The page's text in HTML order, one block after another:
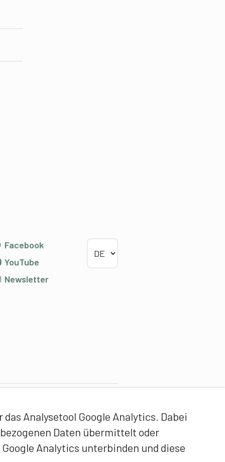
Analysetool Google Analytics. Dabei
Daten übermittelt oder
Analytics unterbinden und diese
Facebook
YouTube
Newsletter
Hochschule
Sport Magglingen EHSM
Schweiz